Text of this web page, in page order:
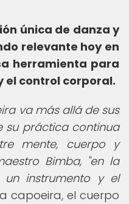
única de danza y
relevante hoy en
herramienta para
el control corporal.
va más allá de sus
su práctica continua
mente, cuerpo y
Bimba, "en la
instrumento y el
capoeira, el cuerpo